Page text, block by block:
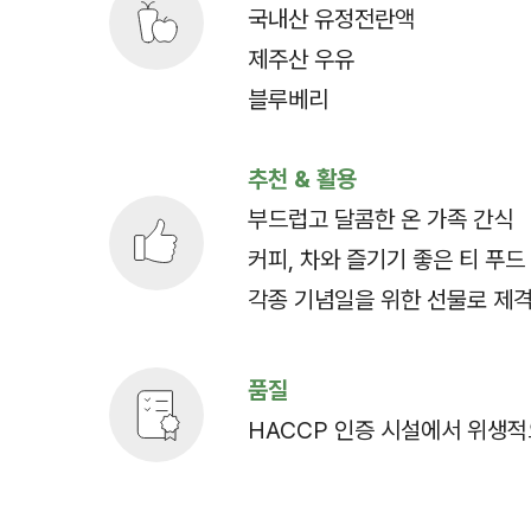
국내산 유정전란액
제주산 우유
블루베리
추천 & 활용
부드럽고 달콤한 온 가족 간식
커피, 차와 즐기기 좋은 티 푸드
각종 기념일을 위한 선물로 제격
품질
HACCP 인증 시설에서 위생